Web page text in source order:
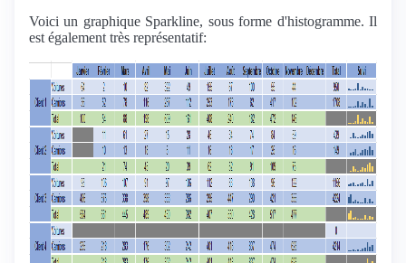
Voici un graphique Sparkline, sous forme d'histogramme. Il
est également très représentatif: